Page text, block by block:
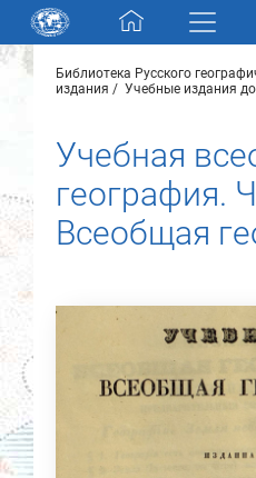
Skip navigation
Разделы и коллекции
Электронный каталог
Новости
О нас
Контакты
Партнеры
Библиотека Русского
издания
Учебные издания до
Учебная
география.
Всеобщая